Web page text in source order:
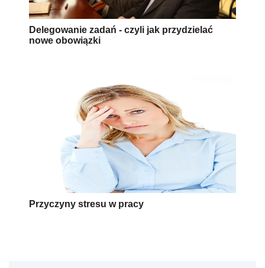
Delegowanie zadań - czyli jak przydzielać
nowe obowiązki
Przyczyny stresu w pracy